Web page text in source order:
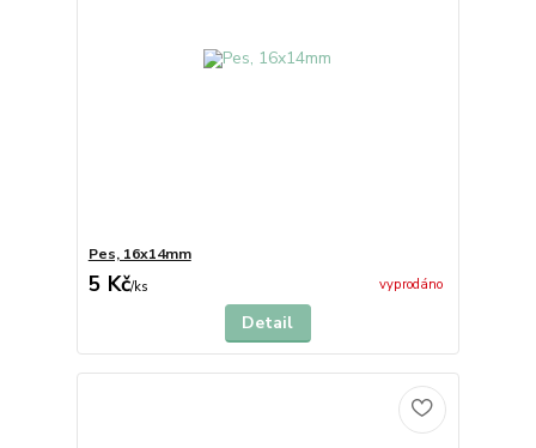
Pes, 16x14mm
5 Kč/ks vyprodáno
Detail